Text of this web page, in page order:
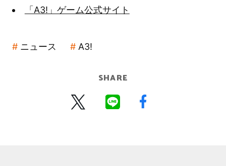
「A3!」ゲーム公式サイト
ニュース A3!
SHARE